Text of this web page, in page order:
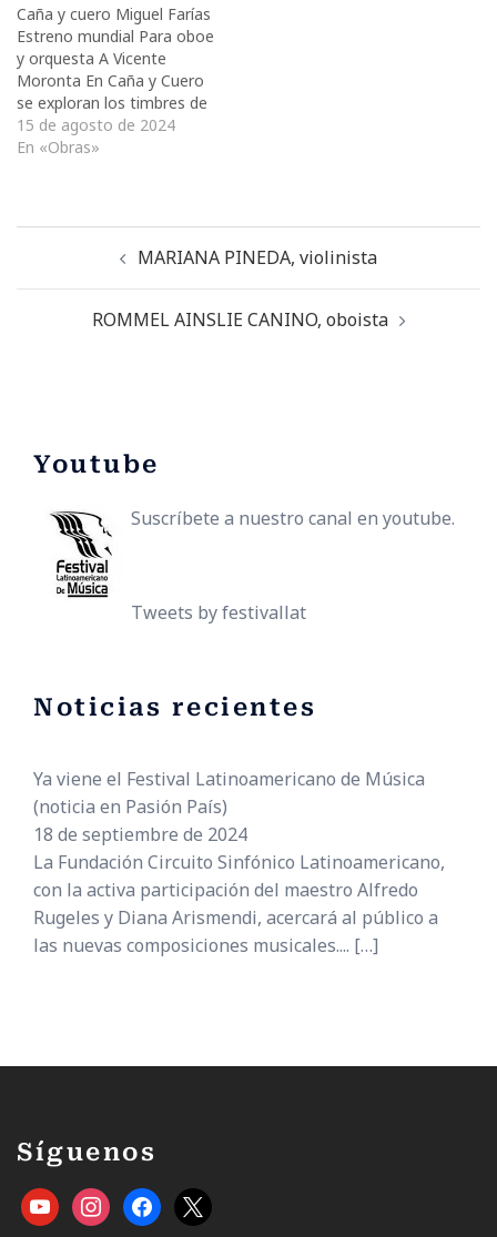
Caña y cuero Miguel Farías
Estreno mundial Para oboe
y orquesta A Vicente
Moronta En Caña y Cuero
se exploran los timbres de
las percusiones de parche
de cuero, como las congas
15 de agosto de 2024
En «Obras»
MARIANA PINEDA, violinista
ROMMEL AINSLIE CANINO, oboista
Youtube
Suscríbete a nuestro canal en youtube.
Tweets by festivallat
Noticias recientes
Ya viene el Festival Latinoamericano de Música
(noticia en Pasión País)
18 de septiembre de 2024
La Fundación Circuito Sinfónico Latinoamericano,
con la activa participación del maestro Alfredo
Rugeles y Diana Arismendi, acercará al público a
las nuevas composiciones musicales.... […]
Síguenos